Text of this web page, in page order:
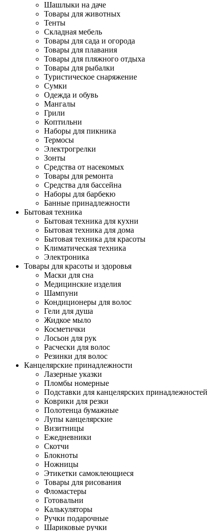
Шашлыки на даче
Товары для животных
Тенты
Складная мебель
Товары для сада и огорода
Товары для плавания
Товары для пляжного отдыха
Товары для рыбалки
Туристическое снаряжение
Сумки
Одежда и обувь
Мангалы
Грили
Коптильни
Наборы для пикника
Термосы
Электрогрелки
Зонты
Средства от насекомых
Товары для ремонта
Средства для бассейна
Наборы для барбекю
Банные принадлежности
Бытовая техника
Бытовая техника для кухни
Бытовая техника для дома
Бытовая техника для красоты
Климатическая техника
Электроника
Товары для красоты и здоровья
Маски для сна
Медицинские изделия
Шампуни
Кондиционеры для волос
Гели для душа
Жидкое мыло
Косметички
Лосьон для рук
Расчески для волос
Резинки для волос
Канцелярские принадлежности
Лазерные указки
Пломбы номерные
Подставки для канцелярских принадлежностей
Коврики для резки
Полотенца бумажные
Лупы канцелярские
Визитницы
Ежедневники
Скотчи
Блокноты
Ножницы
Этикетки самоклеющиеся
Товары для рисования
Фломастеры
Готовальни
Калькуляторы
Ручки подарочные
Шариковые ручки